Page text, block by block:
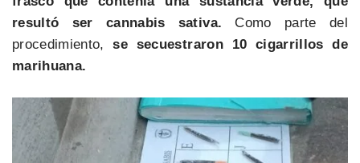
resultó ser cannabis sativa. Como parte del
procedimiento,se secuestraron 10 cigarrillos de
marihuana.